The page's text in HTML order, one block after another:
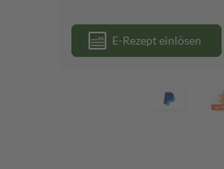
E-Rezept einlösen